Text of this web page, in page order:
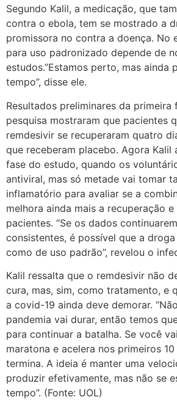
Segundo Kalil, a medicação, que
contra o ebola, tem se mostrado a
promissora no contra a doença. No
para uso padronizado depende de
estudos.”Estamos perto, mas ainda
tempo”, disse ele.
Resultados preliminares da primeira
pesquisa mostraram que pacientes
remdesivir se recuperaram quatro
que receberam placebo. Agora Kalil
fase do estudo, quando os
antiviral, mas só metade vai tomar
inflamatório para avaliar se a
melhora ainda mais a recuperação
pacientes. “Se os dados
consistentes, é possível que a
como de uso padrão”, revelou o
Kalil ressalta que o remdesivir não
cura, mas, sim, como tratamento, e
a covid-19 ainda deve demorar.
pandemia vai durar, então temos
para continuar a batalha. Se você
maratona e acelera nos primeiros
termina. A ideia é manter uma
produzir efetivamente, mas não se
tempo”. (Fonte: UOL)